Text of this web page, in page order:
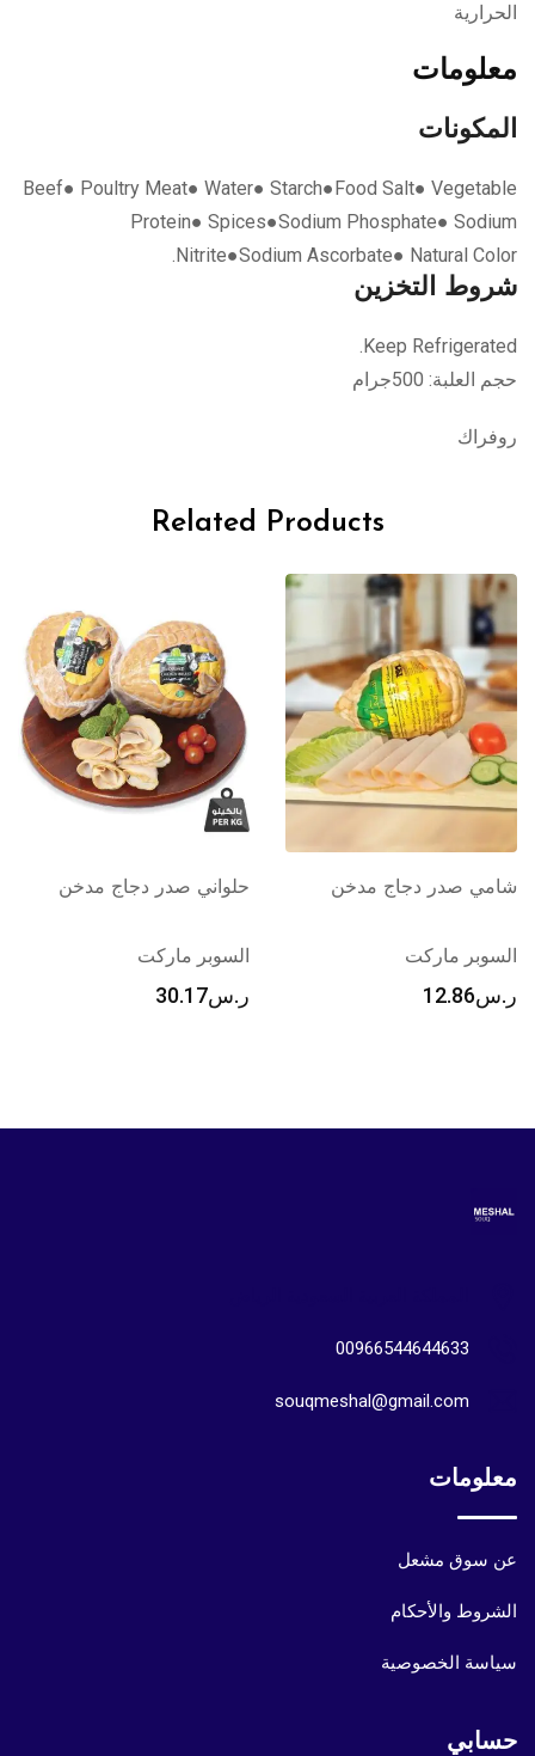
الحرارية
معلومات
المكونات
Beef● Poultry Meat● Water● Starch●Food Salt● Vegetable
Protein● Spices●Sodium Phosphate● Sodium
Nitrite●Sodium Ascorbate● Natural Color.
شروط التخزين
Keep Refrigerated.
حجم العلبة: 500جرام
روفراك
Related Products
شامي صدر دجاج مدخن
السوبر ماركت
ر.س12.86
حلواني صدر دجاج مدخن
السوبر ماركت
ر.س30.17
00966544644633
souqmeshal@gmail.com
معلومات
عن سوق مشعل
الشروط والأحكام
سياسة الخصوصية
حسابي